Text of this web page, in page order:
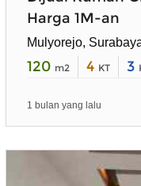
Harga 1M-an
Mulyorejo,
120 m2 4 KT 3
1 bulan yang lalu